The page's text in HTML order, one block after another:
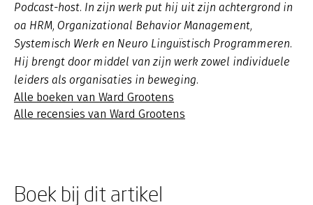
Podcast-host. In zijn werk put hij uit zijn achtergrond in
oa HRM, Organizational Behavior Management,
Systemisch Werk en Neuro Linguïstisch Programmeren.
Hij brengt door middel van zijn werk zowel individuele
leiders als organisaties in beweging.
Alle boeken van Ward Grootens
Alle recensies van Ward Grootens
Boek bij dit artikel